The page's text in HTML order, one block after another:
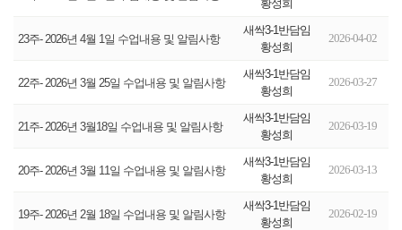
황성희
23주- 2026년 4월 1일 수업내용 및 알림사항
새싹3-1반담임
황성희
2026-04-02
22주- 2026년 3월 25일 수업내용 및 알림사항
새싹3-1반담임
황성희
2026-03-27
21주- 2026년 3월18일 수업내용 및 알림사항
새싹3-1반담임
황성희
2026-03-19
20주- 2026년 3월 11일 수업내용 및 알림사항
새싹3-1반담임
황성희
2026-03-13
19주- 2026년 2월 18일 수업내용 및 알림사항
새싹3-1반담임
황성희
2026-02-19